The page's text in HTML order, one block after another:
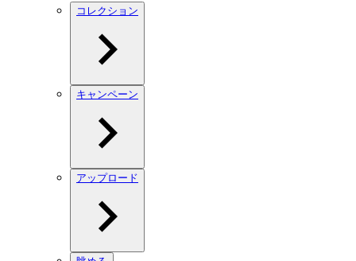
コレクション
キャンペーン
アップロード